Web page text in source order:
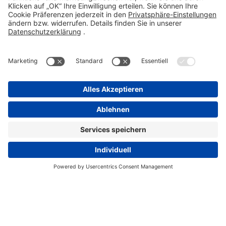
Kontakt
Compliance Reporting Portal ⧉
FOLGEN SIE UNS
Datenschutz
Disclaimer
Pflichtangaben